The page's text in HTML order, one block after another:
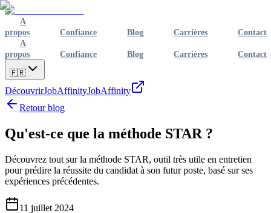
A
propos
Confiance Blog Carrières
Contact
A
propos
Confiance Blog Carrières Contact
🇫🇷
DécouvrirJobAffinityJobAffinity
Retour blog
Qu'est-ce que la méthode STAR ?
Découvrez tout sur la méthode STAR, outil très utile en entretien
pour prédire la réussite du candidat à son futur poste, basé sur ses
expériences précédentes.
11 juillet 2024